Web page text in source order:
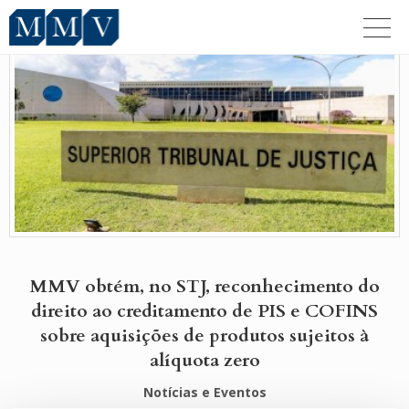
MMV – Manica,
Mourão &
Vieira –
Advogados
Associados
MMV obtém, no STJ, reconhecimento do
direito ao creditamento de PIS e COFINS
sobre aquisições de produtos sujeitos à
alíquota zero
Notícias e Eventos